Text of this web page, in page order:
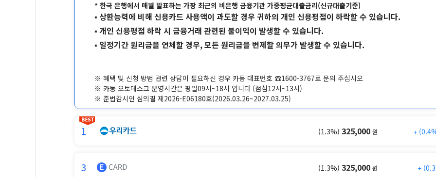
* 한국 은행에서 매월 발표하는 가장 최근의 비은행 금융기관 가중평균대출금리(신규대출기준)
▪ 상환능력에 비해 신용카드 사용액이 과도할 경우 귀하의 개인 신용평점이 하락할 수 있습니다.
▪ 개인 신용평점 하락 시 금융거래 관련된 불이익이 발생할 수 있습니다.
▪ 일정기간 원리금을 연체할 경우, 모든 원리금을 변제할 의무가 발생할 수 있습니다.
※ 혜택 및 신청 방법 관련 상담이 필요하신 경우 카동 대표번호 ☎1600-3767로 문의 주십시오
※ 카동 오토데스크 운영시간은 평일09시~18시 입니다 (점심12시~13시)
※ 준법감시인 심의필 제2026-E06180호(2026.03.26~2027.03.25)
(1.3%) 325,000 원
1
(1.3%) 325,000 원
3